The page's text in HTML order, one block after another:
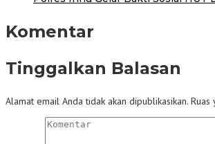
Komentar
Tinggalkan Balasan
Alamat email Anda tidak akan dipublikasikan. Ruas